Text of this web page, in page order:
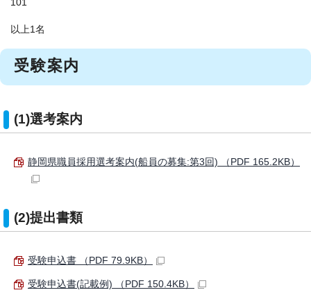
101
以上1名
受験案内
(1)選考案内
静岡県職員採用選考案内(船員の募集:第3回) （PDF 165.2KB）
(2)提出書類
受験申込書 （PDF 79.9KB）
受験申込書(記載例) （PDF 150.4KB）